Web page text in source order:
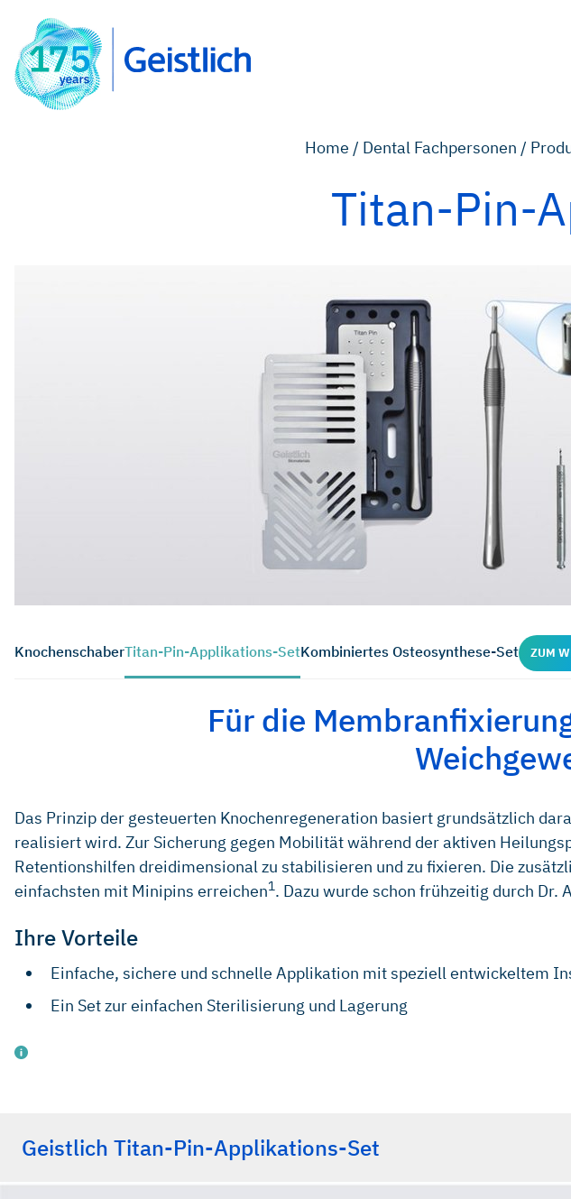
Home / Dental Fachpersonen /
Titan-Pin-
KnochenschaberTitan-Pin-Applikations-SetKombiniertes Osteosynthese-Set ZUM
Für die
Das Prinzip der gesteuerten Knochenregeneration basiert grundsätzlich
realisiert wird. Zur Sicherung gegen Mobilität während der aktiven
Retentionshilfen dreidimensional zu stabilisieren und zu fixieren. Die
einfachsten mit Minipins erreichen1. Dazu wurde schon frühzeitig durch Dr.
Ihre Vorteile
Einfache, sichere und schnelle Applikation mit speziell entwickeltem
Ein Set zur einfachen Sterilisierung und Lagerung
Hutmacher D, Kirsch A, Ackermann HI, Hürzeler MB, Implatologie.1998, 3:213-
Geistlich Titan-Pin-Applikations-Set